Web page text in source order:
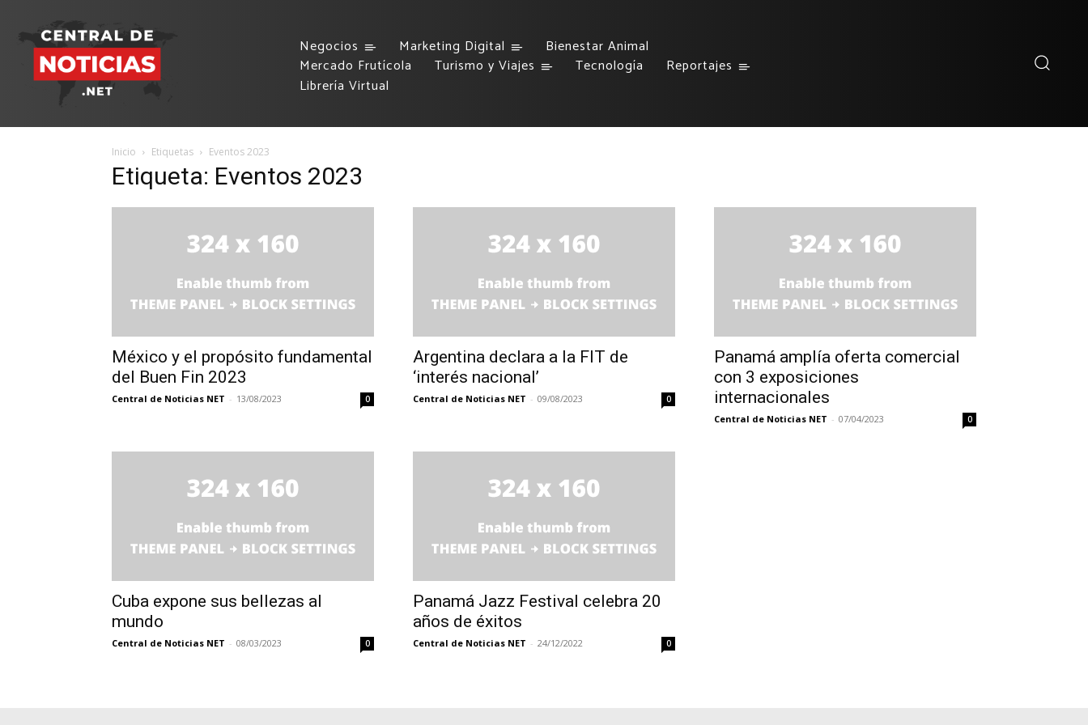
Negocios Marketing Digital
Bienestar Animal
Mercado Frutícola
Turismo y Viajes Tecnología
Reportajes
Librería Virtual
Inicio Etiquetas Eventos 2023
Etiqueta: Eventos 2023
México y el propósito fundamental
del Buen Fin 2023
Central de Noticias NET - 13/08/2023 0
Argentina declara a la FIT de
‘interés nacional’
Central de Noticias NET - 09/08/2023 0
Panamá amplía oferta comercial
con 3 exposiciones
internacionales
Central de Noticias NET - 07/04/2023 0
Cuba expone sus bellezas al
mundo
Central de Noticias NET - 08/03/2023 0
Panamá Jazz Festival celebra 20
años de éxitos
Central de Noticias NET - 24/12/2022 0